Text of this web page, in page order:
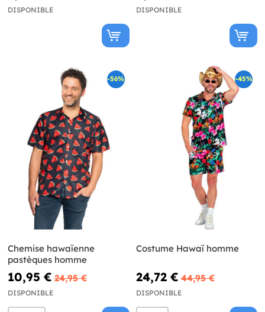
DISPONIBLE DISPONIBLE
-56%
Chemise hawaïenne
pastèques homme
10,95 € 24,95 €
DISPONIBLE
-45%
Costume Hawaï homme
24,72 € 44,95 €
DISPONIBLE